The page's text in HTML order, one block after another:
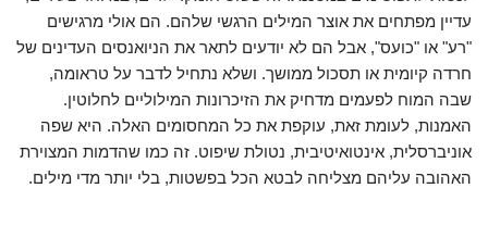
עדיין מפתחים את אוצר המילים הרגשי שלהם. הם אולי מרגישים
"רע" או "כועס", אבל הם לא יודעים לתאר את הניואנסים העדינים של
חרדה קיומית או תסכול ממושך. ושלא נתחיל לדבר על טראומה,
שבה המוח לפעמים מדחיק את הזיכרונות המילוליים לחלוטין.
האמנות, לעומת זאת, עוקפת את כל המחסומים האלה. היא שפה
אוניברסלית, אינטואיטיבית, נטולת שיפוט. זה כמו שהדמות המצוירת
האהובה עליהם מצליחה לבטא הכל בפשטות, בלי יותר מדי מילים.